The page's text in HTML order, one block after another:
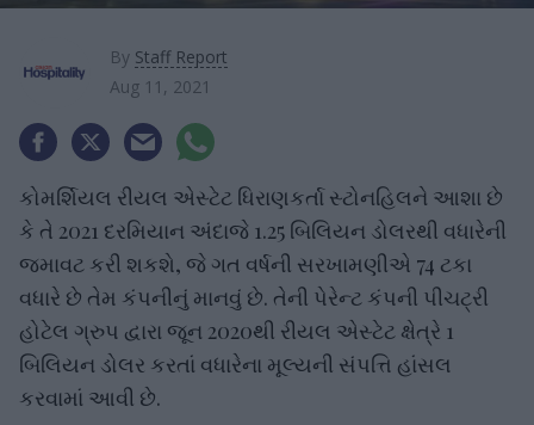
By Staff Report
Aug 11, 2021
કોમર્શિયલ રીયલ એસ્ટેટ ધિરાણકર્તા સ્ટોનહિલને આશા છે
કે તે 2021 દરમિયાન અંદાજે 1.25 બિલિયન ડોલરથી વધારેની
જમાવટ કરી શકશે, જે ગત વર્ષની સરખામણીએ 74 ટકા
વધારે છે તેમ કંપનીનું માનવું છે. તેની પેરેન્ટ કંપની પીચટ્રી
હોટેલ ગ્રુપ દ્વારા જૂન 2020થી રીયલ એસ્ટેટ ક્ષેત્રે 1
બિલિયન ડોલર કરતાં વધારેના મૂલ્યની સંપત્તિ હાંસલ
કરવામાં આવી છે.